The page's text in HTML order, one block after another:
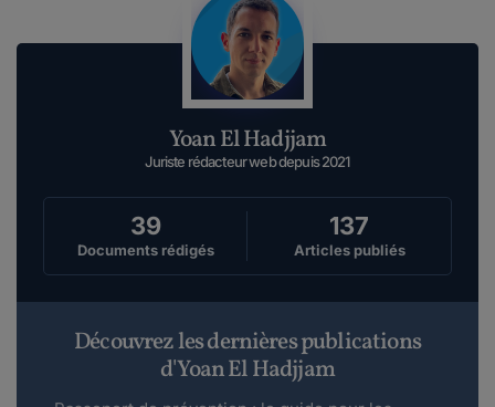
Yoan El Hadjjam
Juriste rédacteur web depuis 2021
39
Documents rédigés
137
Articles publiés
Découvrez les dernières publications
d'Yoan El Hadjjam